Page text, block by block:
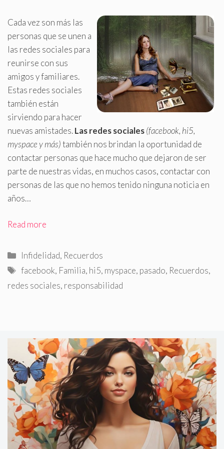
Cada vez son más las
personas que se unen a
las redes sociales para
reunirse con sus
amigos y familiares.
Estas redes sociales
también están
sirviendo para hacer
nuevas amistades.Las redes sociales(facebook, hi5,
myspace y más)también nos brindan la oportunidad de
contactar personas que hace mucho que dejaron de ser
parte de nuestras vidas, en muchos casos, contactar con
personas de las que no hemos tenido ninguna noticia en
años…
Read more
Categorías
Infidelidad, Recuerdos
Etiquetas
facebook, Familia, hi5, myspace, pasado, Recuerdos,
redes sociales, responsabilidad